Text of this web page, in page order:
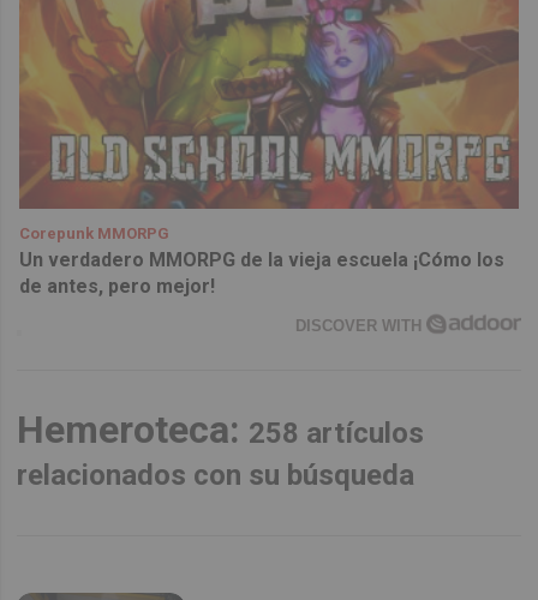
Corepunk MMORPG
Un verdadero MMORPG de la vieja escuela ¡Cómo los
de antes, pero mejor!
DISCOVER WITH
Hemeroteca: 258 artículos
relacionados con su búsqueda